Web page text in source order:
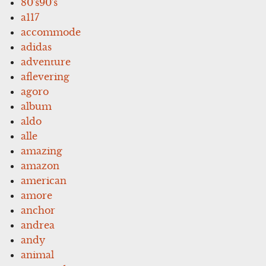
a117
accommode
adidas
adventure
aflevering
agoro
album
aldo
alle
amazing
amazon
american
amore
anchor
andrea
andy
animal